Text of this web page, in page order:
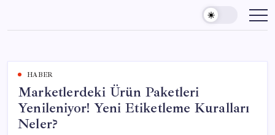
content
HABER
Marketlerdeki Ürün Paketleri
Yenileniyor! Yeni Etiketleme Kuralları
Neler?